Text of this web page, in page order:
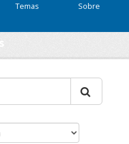
Temas Sobre